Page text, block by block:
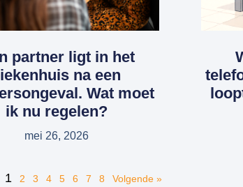
partner ligt in het
na een
Wat moet
ik nu regelen?
mei 26, 2026
1 2 3 4 5 6 7 8 Volgende »